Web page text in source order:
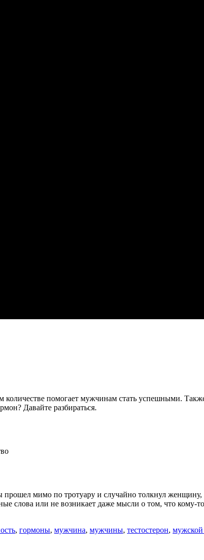
помогает мужчинам стать успешными.
Давайте разбираться.
мимо по тротуару и случайно толкнул женщину,
слова или не возникает даже мысли о том, что кому-
, гормоны, мужчина, мужчины, тестостерон,